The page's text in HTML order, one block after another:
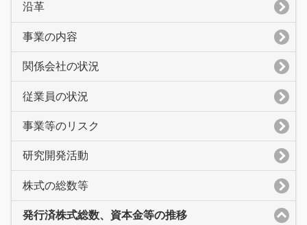
沿革
事業の内容
関係会社の状況
従業員の状況
事業等のリスク
研究開発活動
株式の総数等
発行済株式総数、資本金等の推移